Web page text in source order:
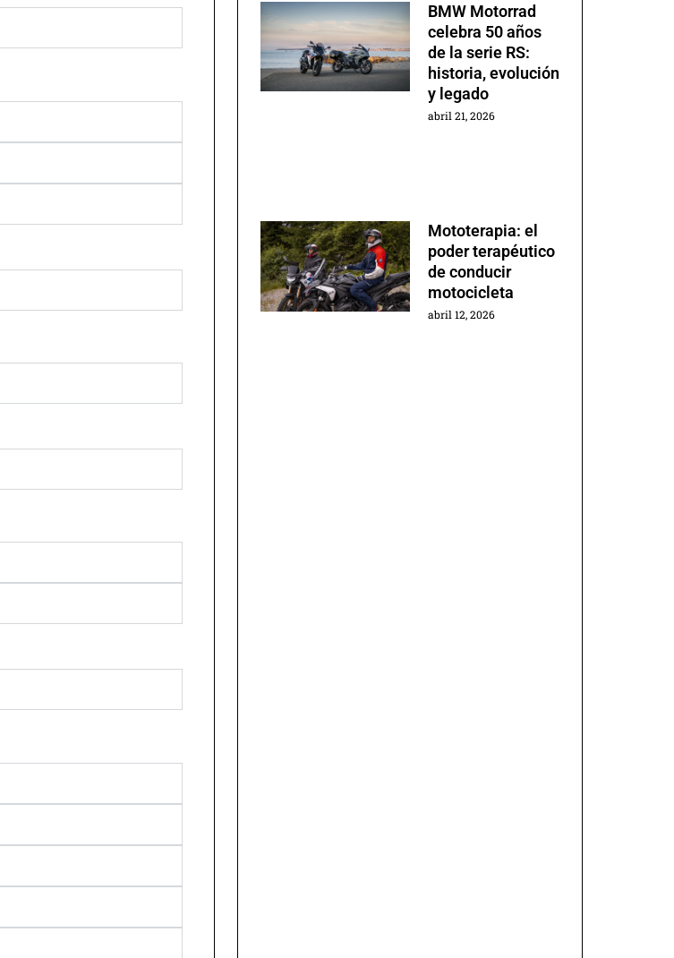
BMW Motorrad
celebra 50 años
de la serie RS:
historia, evolución
y legado
abril 21, 2026
Mototerapia: el
poder terapéutico
de conducir
motocicleta
abril 12, 2026